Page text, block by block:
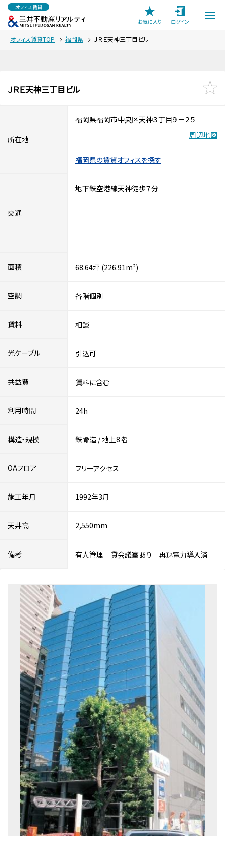
オフィス賃貸
お気に入り
ログイン
オフィス賃貸TOP 福岡県 ＪＲＥ天神三丁目ビル
ＪＲＥ天神三丁目ビル
所在地
福岡県福岡市中央区天神３丁目９－２５
周辺地図
福岡県の賃貸オフィスを探す
交通
地下鉄空港線天神徒歩７分
面積 68.64坪 (226.91m²)
空調 各階個別
賃料 相談
光ケーブル 引込可
共益費 賃料に含む
利用時間 24h
構造・規模 鉄骨造 /地上8階
OAフロア フリーアクセス
施工年月 1992年3月
天井高 2,550mm
備考 有人管理 貸会議室あり 再ｴﾈ電力導入済